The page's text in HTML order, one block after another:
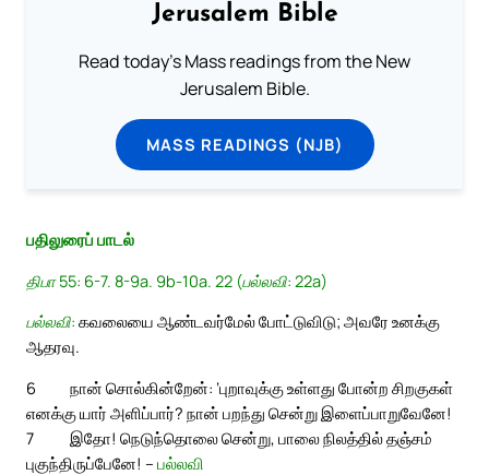
Jerusalem Bible
Read today's Mass readings from the New
Jerusalem Bible.
MASS READINGS (NJB)
பதிலுரைப் பாடல்
திபா 55: 6-7. 8-9a. 9b-10a. 22 (பல்லவி: 22a)
பல்லவி: கவலையை ஆண்டவர்மேல் போட்டுவிடு; அவரே உனக்கு
ஆதரவு.
6
நான் சொல்கின்றேன்: ‘புறாவுக்கு உள்ளது போன்ற சிறகுகள்
எனக்கு யார் அளிப்பார்? நான் பறந்து சென்று இளைப்பாறுவேனே!
7
இதோ! நெடுந்தொலை சென்று, பாலை நிலத்தில் தஞ்சம்
புகுந்திருப்பேனே! – பல்லவி